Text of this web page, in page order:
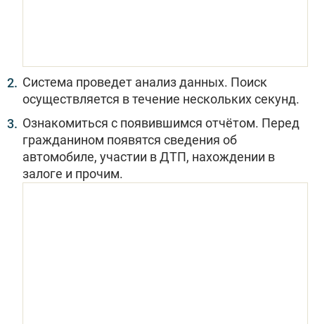
Система проведет анализ данных. Поиск
осуществляется в течение нескольких секунд.
Ознакомиться с появившимся отчётом. Перед
гражданином появятся сведения об
автомобиле, участии в ДТП, нахождении в
залоге и прочим.